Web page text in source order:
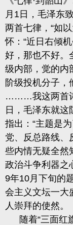
月 1 日，毛泽东
两首七律， “如
怀：“近日右倾
好，那也不好。
级内部，觉的内
阶级投机分子，
………我这两首
日，毛泽东就
指出：“主题是
党、反总路线、
些内情无疑全然
政治斗争利器之
9年10月下旬的
会主义文坛一大
人崇拜的使然。
随着“三面红